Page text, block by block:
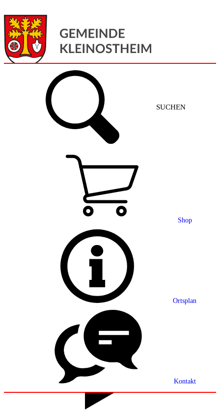
SUCHEN
Shop
Ortsplan
Kontakt
Gemeinde + Service
Grußwort
Ortsplan
Partnerschaft
Statistik
Mitteilungsblatt